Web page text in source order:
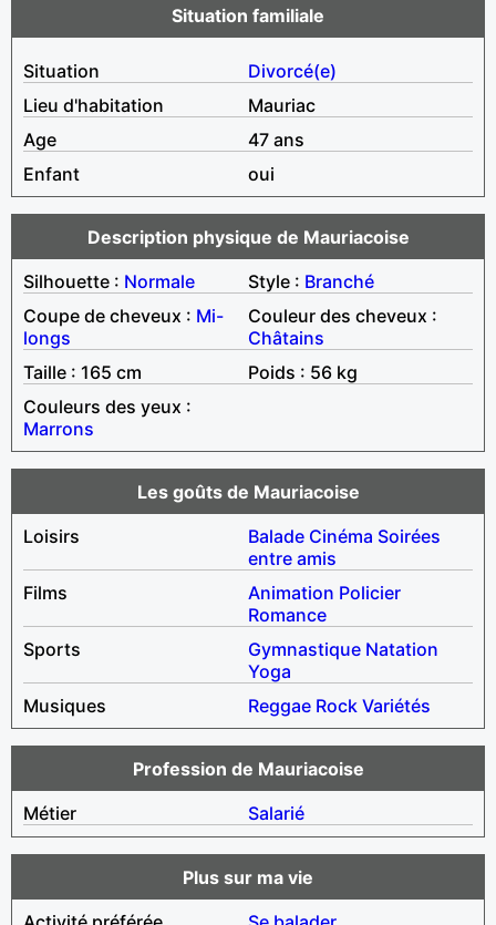
Situation familiale
Situation
Divorcé(e)
Lieu d'habitation
Mauriac
Age
47 ans
Enfant
oui
Description physique de Mauriacoise
Silhouette : Normale Style : Branché
Coupe de cheveux : Mi-
longs
Couleur des cheveux :
Châtains
Taille : 165 cm
Poids : 56 kg
Couleurs des yeux :
Marrons
Les goûts de Mauriacoise
Loisirs
Balade Cinéma Soirées
entre amis
Films
Animation Policier
Romance
Sports
Gymnastique Natation
Yoga
Musiques
Reggae Rock Variétés
Profession de Mauriacoise
Métier
Salarié
Plus sur ma vie